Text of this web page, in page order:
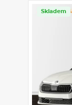
Skladem